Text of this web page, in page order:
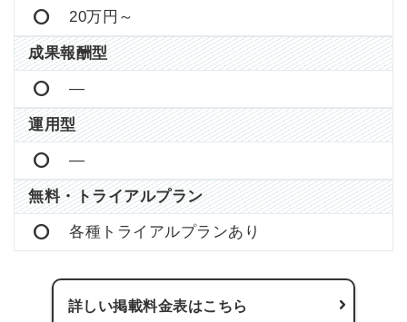
20万円～
成果報酬型
―
運用型
―
無料・トライアルプラン
各種トライアルプランあり
詳しい掲載料金表はこちら